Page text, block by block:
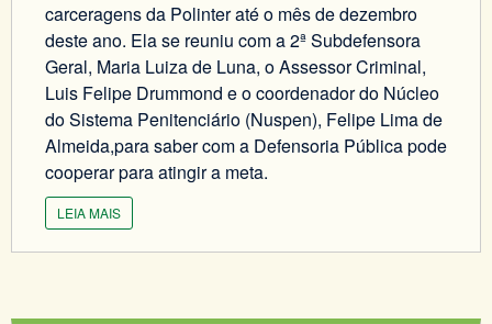
carceragens da Polinter até o mês de dezembro
deste ano. Ela se reuniu com a 2ª Subdefensora
Geral, Maria Luiza de Luna, o Assessor Criminal,
Luis Felipe Drummond e o coordenador do Núcleo
do Sistema Penitenciário (Nuspen), Felipe Lima de
Almeida,para saber com a Defensoria Pública pode
cooperar para atingir a meta.
LEIA MAIS